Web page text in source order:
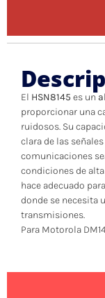
El HSN8145 es un
proporcionar una
ruidosos. Su
clara de las
comunicaciones
condiciones de
hace adecuado
donde se necesita
transmisiones.
Para Motorola